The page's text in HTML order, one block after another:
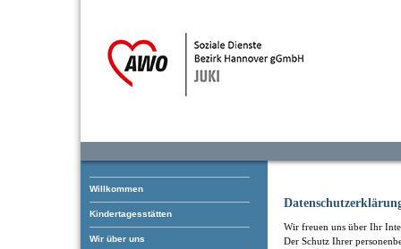
Willkommen
Kindertagesstätten
Wir über uns
Wir freuen uns über Ihr
Der Schutz Ihrer